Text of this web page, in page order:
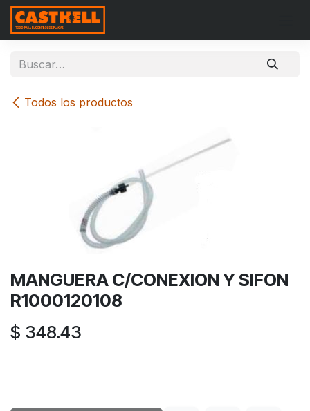
Ir al contenido
Todos los productos
MANGUERA C/CONEXION Y SIFON
R1000120108
$ 348.43